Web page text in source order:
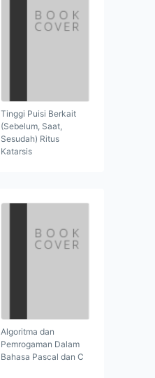
Tinggi Puisi Berkait
(Sebelum, Saat,
Sesudah) Ritus
Katarsis
Algoritma dan
Pemrogaman Dalam
Bahasa Pascal dan C